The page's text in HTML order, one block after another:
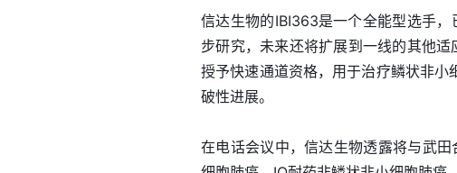
信达生物的IBI363是一个全能型选手
步研究，未来还将扩展到一线的其他
授予快速通道资格，用于治疗鳞状非
破性进展。
在电话会议中，信达生物透露将与武